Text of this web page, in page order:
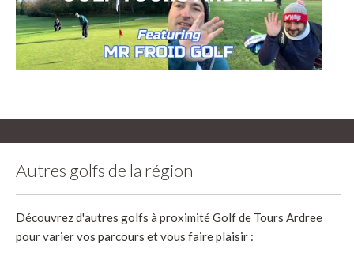
Autres golfs de la région
Découvrez d'autres golfs à proximité Golf de Tours Ardree
pour varier vos parcours et vous faire plaisir :